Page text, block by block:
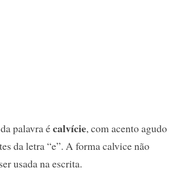
da palavra écalvície, com acento agudo
da letra “e”. A forma calvice não
usada na escrita.